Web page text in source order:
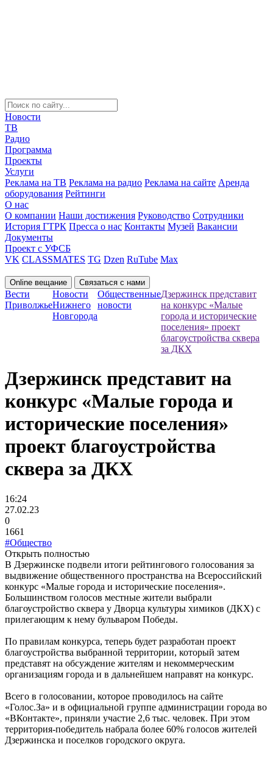
Новости
ТВ
Радио
Программа
Проекты
Услуги
Реклама на ТВ Реклама на радио Реклама на сайте Аренда
оборудования Рейтинги
О нас
О компании Наши достижения Руководство Сотрудники
История ГТРК Пресса о нас Контакты Музей Вакансии
Документы
Проект с УФСБ
VK CLASSMATES TG Dzen RuTube Max
Online вещание Связаться с нами
Вести
Приволжье
Новости
Нижнего
Новгорода
Общественные
новости
Дзержинск представит
на конкурс «Малые
города и исторические
поселения» проект
благоустройства сквера
за ДКХ
Дзержинск представит на
конкурс «Малые города и
исторические поселения»
проект благоустройства
сквера за ДКХ
16:24
27.02.23
0
1661
#Общество
Открыть полностью
В Дзержинске подвели итоги рейтингового голосования за
выдвижение общественного пространства на Всероссийский
конкурс «Малые города и исторические поселения».
Большинством голосов местные жители выбрали
благоустройство сквера у Дворца культуры химиков (ДКХ) с
прилегающим к нему бульваром Победы.
По правилам конкурса, теперь будет разработан проект
благоустройства выбранной территории, который затем
представят на обсуждение жителям и некоммерческим
организациям города и в дальнейшем направят на конкурс.
Всего в голосовании, которое проводилось на сайте
«Голос.За» и в официальной группе администрации города во
«ВКонтакте», приняли участие 2,6 тыс. человек. При этом
территория-победитель набрала более 60% голосов жителей
Дзержинска и поселков городского округа.